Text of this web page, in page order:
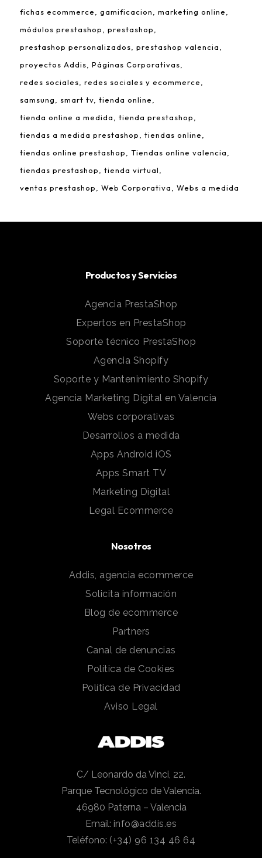
fichas ecommerce
gamificacion
marketing online
módulos prestashop
prestashop
prestashop personalizados
prestashop valencia
proyectos Addis
Páginas Corporativas
redes sociales
redes sociales y ecommerce
samsung
smart tv tienda online
tienda online a medida
tienda prestashop
tiendas a medida prestashop
tiendas online
tiendas online prestashop
Tiendas online valencia
tiendas prestashop
tienda virtual
ventas prestashop
Web Corporativa Webs a medida
Productos y Servicios
Agencia PrestaShop
Expertos en PrestaShop
Soporte técnico PrestaShop
Agencia Shopify
Soporte y Mantenimiento Shopify
Agencia Marketing Digital en Valencia
Webs corporativas
Desarrollos a medida
Apps Android iOS
Apps Smart TV
Marketing Digital
Legal Ecommerce
Nosotros
Addis, agencia ecommerce
Solicita información
Blog de ecommerce
Partners
Canal de denuncias
Política de Cookies
Política de Privacidad
Aviso Legal
C/ Leonardo da Vinci, 22.
Parque Tecnológico de Valencia.
46980 Paterna – Valencia
Email: info@addis.es
Teléfono: (+34) 96 134 46 64